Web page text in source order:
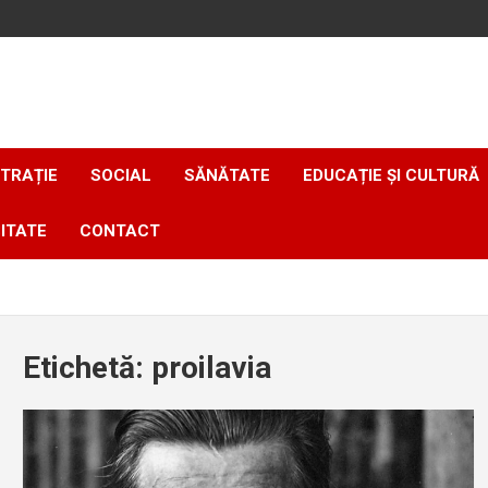
SOCIAL SĂNĂTATE EDUCAȚIE ȘI CULTURĂ
CONTACT
Etichetă: proilavia